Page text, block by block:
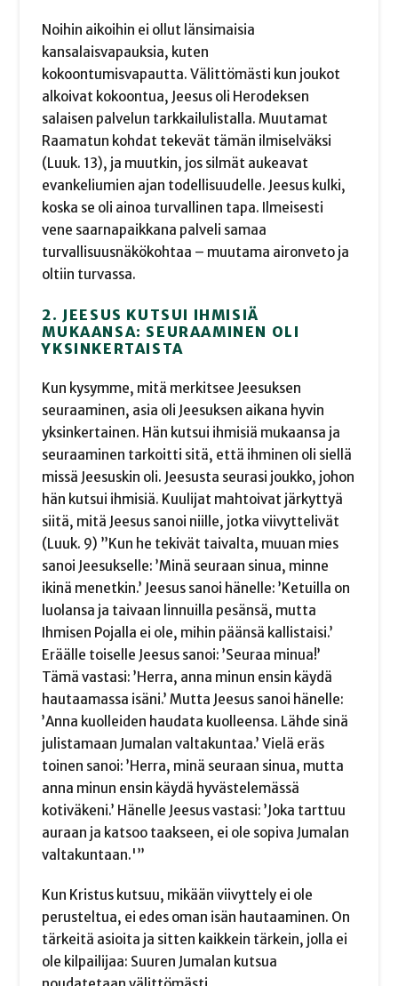
Noihin aikoihin ei ollut länsimaisia
kansalaisvapauksia, kuten
kokoontumisvapautta. Välittömästi kun joukot
alkoivat kokoontua, Jeesus oli Herodeksen
salaisen palvelun tarkkailulistalla. Muutamat
Raamatun kohdat tekevät tämän ilmiselväksi
(Luuk. 13), ja muutkin, jos silmät aukeavat
evankeliumien ajan todellisuudelle. Jeesus kulki,
koska se oli ainoa turvallinen tapa. Ilmeisesti
vene saarnapaikkana palveli samaa
turvallisuusnäkökohtaa – muutama aironveto ja
oltiin turvassa.
2. JEESUS KUTSUI IHMISIÄ
MUKAANSA: SEURAAMINEN OLI
YKSINKERTAISTA
Kun kysymme, mitä merkitsee Jeesuksen
seuraaminen, asia oli Jeesuksen aikana hyvin
yksinkertainen. Hän kutsui ihmisiä mukaansa ja
seuraaminen tarkoitti sitä, että ihminen oli siellä
missä Jeesuskin oli. Jeesusta seurasi joukko, johon
hän kutsui ihmisiä. Kuulijat mahtoivat järkyttyä
siitä, mitä Jeesus sanoi niille, jotka viivyttelivät
(Luuk. 9) ”Kun he tekivät taivalta, muuan mies
sanoi Jeesukselle: ’Minä seuraan sinua, minne
ikinä menetkin.’ Jeesus sanoi hänelle: ’Ketuilla on
luolansa ja taivaan linnuilla pesänsä, mutta
Ihmisen Pojalla ei ole, mihin päänsä kallistaisi.’
Eräälle toiselle Jeesus sanoi: ’Seuraa minua!’
Tämä vastasi: ’Herra, anna minun ensin käydä
hautaamassa isäni.’ Mutta Jeesus sanoi hänelle:
’Anna kuolleiden haudata kuolleensa. Lähde sinä
julistamaan Jumalan valtakuntaa.’ Vielä eräs
toinen sanoi: ’Herra, minä seuraan sinua, mutta
anna minun ensin käydä hyvästelemässä
kotiväkeni.’ Hänelle Jeesus vastasi: ’Joka tarttuu
auraan ja katsoo taakseen, ei ole sopiva Jumalan
valtakuntaan.'”
Kun Kristus kutsuu, mikään viivyttely ei ole
perusteltua, ei edes oman isän hautaaminen. On
tärkeitä asioita ja sitten kaikkein tärkein, jolla ei
ole kilpailijaa: Suuren Jumalan kutsua